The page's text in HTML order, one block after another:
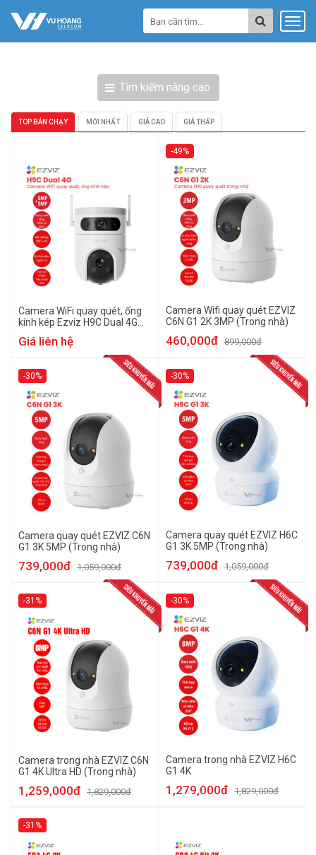
Tìm kiếm nâng cao
TOP BÁN CHẠY MỚI NHẤT GIÁ CAO GIÁ THẤP
Camera WiFi quay quét, ống
kính kép Ezviz H9C Dual 4G
Giá liên hệ
-49%
Camera Wifi quay quét EZVIZ
C6N G1 2K 3MP (Trong nhà)
460,000đ 899,000đ
-30%
Camera quay quét EZVIZ C6N
G1 3K 5MP (Trong nhà)
739,000đ 1,059,000đ
-30%
Camera quay quét EZVIZ H6C
G1 3K 5MP (Trong nhà)
739,000đ 1,059,000đ
-31%
Camera trong nhà EZVIZ C6N
G1 4K Ultra HD (Trong nhà)
1,259,000đ 1,829,000đ
-30%
Camera trong nhà EZVIZ H6C
G1 4K
1,279,000đ 1,829,000đ
-31%